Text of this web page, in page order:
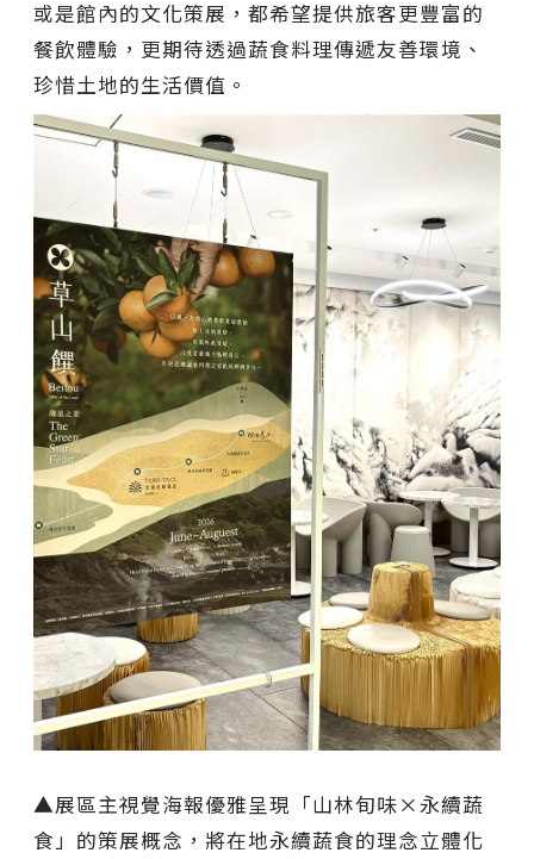
或是館內的文化策展，都希望提供旅客更豐富的
餐飲體驗，更期待透過蔬食料理傳遞友善環境、
珍惜土地的生活價值。
▲展區主視覺海報優雅呈現「山林旬味×永續蔬
食」的策展概念，將在地永續蔬食的理念立體化